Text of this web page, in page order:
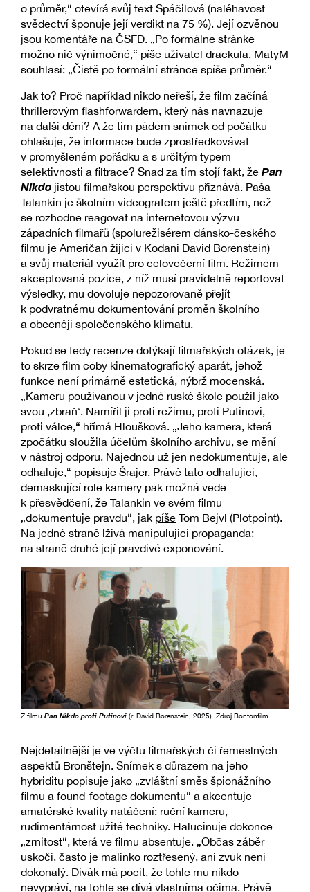
o průměr,“ otevírá svůj text Spáčilová (naléhavost
svědectví šponuje její verdikt na 75 %). Její ozvěnou
jsou komentáře na ČSFD. „Po formálne stránke
možno nič výnimočné,“ píše uživatel drackula. MatyM
souhlasí: „Čistě po formální stránce spíše průměr.“
Jak to? Proč například nikdo neřeší, že film začíná
thrillerovým flashforwardem, který nás navnazuje
na další dění? A že tím pádem snímek od počátku
ohlašuje, že informace bude zprostředkovávat
v promyšleném pořádku a s určitým typem
selektivnosti a filtrace? Snad za tím stojí fakt, že Pan
Nikdo jistou filmařskou perspektivu přiznává. Paša
Talankin je školním videografem ještě předtím, než
se rozhodne reagovat na internetovou výzvu
západních filmařů (spolurežisérem dánsko-českého
filmu je Američan žijící v Kodani David Borenstein)
a svůj materiál využít pro celovečerní film. Režimem
akceptovaná pozice, z níž musí pravidelně reportovat
výsledky, mu dovoluje nepozorovaně přejít
k podvratnému dokumentování proměn školního
a obecněji společenského klimatu.
Pokud se tedy recenze dotýkají filmařských otázek, je
to skrze film coby kinematografický aparát, jehož
funkce není primárně estetická, nýbrž mocenská.
„Kameru používanou v jedné ruské škole použil jako
svou ‚zbraň‘. Namířil ji proti režimu, proti Putinovi,
proti válce,“ hřímá Hloušková. „Jeho kamera, která
zpočátku sloužila účelům školního archivu, se mění
v nástroj odporu. Najednou už jen nedokumentuje, ale
odhaluje,“ popisuje Šrajer. Právě tato odhalující,
demaskující role kamery pak možná vede
k přesvědčení, že Talankin ve svém filmu
„dokumentuje pravdu“, jak píše Tom Bejvl (Plotpoint).
Na jedné straně lživá manipulující propaganda;
na straně druhé její pravdivé exponování.
Z filmu Pan Nikdo proti Putinovi (r. David Borenstein, 2025). Zdroj Bontonfilm
Nejdetailnější je ve výčtu filmařských či řemeslných
aspektů Bronštejn. Snímek s důrazem na jeho
hybriditu popisuje jako „zvláštní směs špionážního
filmu a found-footage dokumentu“ a akcentuje
amatérské kvality natáčení: ruční kameru,
rudimentárnost užité techniky. Halucinuje dokonce
„zrnitost“, která ve filmu absentuje. „Občas záběr
uskočí, často je malinko roztřesený, ani zvuk není
dokonalý. Divák má pocit, že tohle mu nikdo
nevypráví, na tohle se dívá vlastníma očima. Právě